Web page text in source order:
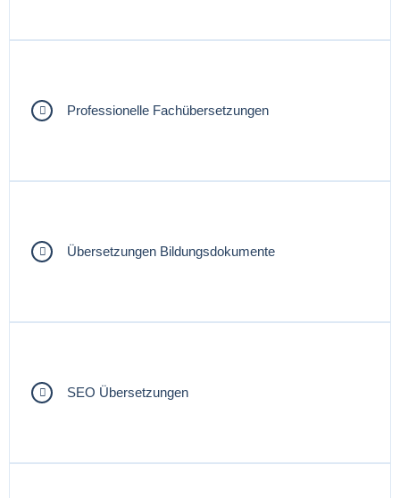
Professionelle Fachübersetzungen
Übersetzungen Bildungsdokumente
SEO Übersetzungen